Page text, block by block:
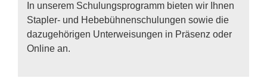
In un­se­rem Schu­lungs­pro­gramm bie­ten wir Ih­nen
Stap­ler- und He­be­büh­nen­schu­lun­gen so­wie die
da­zu­ge­hö­ri­gen Un­ter­wei­sun­gen in Prä­senz oder
On­line an.